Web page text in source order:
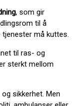
, som gir
til å
må kuttes.
til ras- og
sterkt mellom
sikkerhet. Men